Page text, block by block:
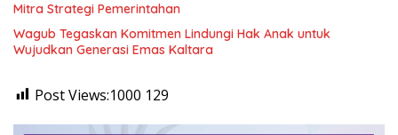
Mitra Strategi Pemerintahan
Wagub Tegaskan Komitmen Lindungi Hak Anak untuk
Wujudkan Generasi Emas Kaltara
Post Views:1000 129